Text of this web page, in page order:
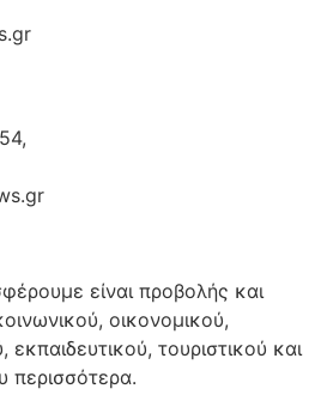
είναι προβολής και
οικονομικού,
εκπαιδευτικού, τουριστικού και
περισσότερα.